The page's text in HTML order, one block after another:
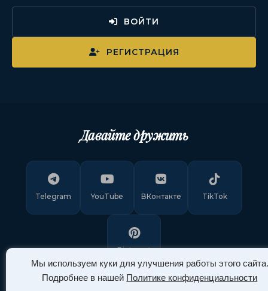
Мы используем куки для улучшения работы этого сайта.
Подробнее в нашей Политике конфиденциальности
ВОЙТИ
РЕГИСТРАЦИЯ
Давайте дружить
Telegram YouTube ВКонтакте TikTok
Pinterest